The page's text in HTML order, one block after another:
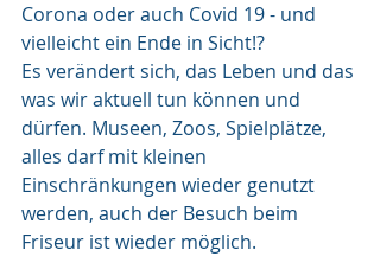
Corona oder auch Covid 19 - und
vielleicht ein Ende in Sicht!?
Es verändert sich, das Leben und das
was wir aktuell tun können und
dürfen. Museen, Zoos, Spielplätze,
alles darf mit kleinen
Einschränkungen wieder genutzt
werden, auch der Besuch beim
Friseur ist wieder möglich.